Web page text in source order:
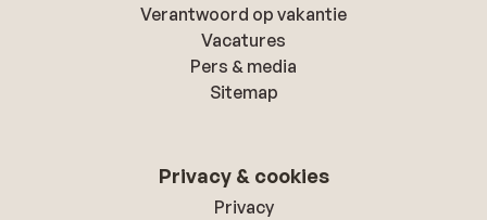
Verantwoord op vakantie
Vacatures
Pers & media
Sitemap
Privacy & cookies
Privacy